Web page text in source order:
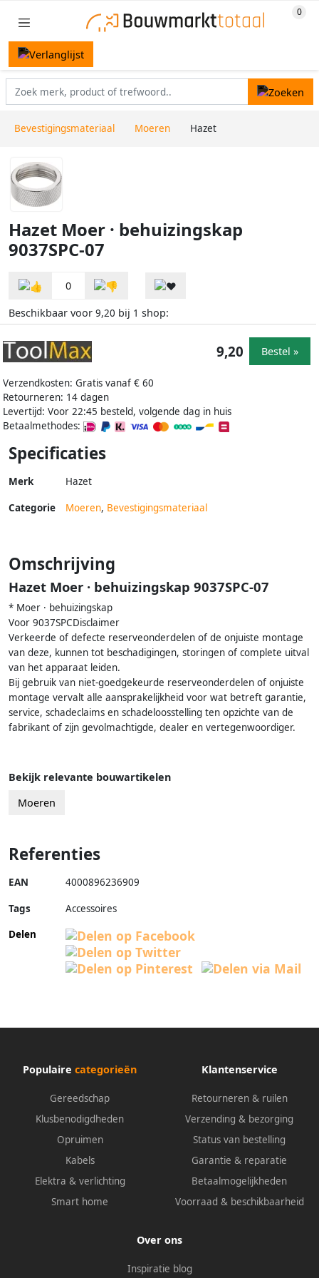
Bevestigingsmateriaal Moeren Hazet
Hazet Moer · behuizingskap
9037SPC-07
0
Beschikbaar voor 9,20 bij 1 shop:
Verzendkosten: Gratis vanaf € 60
Retourneren: 14 dagen
Levertijd: Voor 22:45 besteld, volgende dag in huis
Betaalmethodes:
9,20 Bestel »
Specificaties
Merk Hazet
Categorie Moeren, Bevestigingsmateriaal
Omschrijving
Hazet Moer · behuizingskap 9037SPC-07
* Moer · behuizingskap
Voor 9037SPCDisclaimer
Verkeerde of defecte reserveonderdelen of de onjuiste montage
van deze, kunnen tot beschadigingen, storingen of complete uitval
van het apparaat leiden.
Bij gebruik van niet-goedgekeurde reserveonderdelen of onjuiste
montage vervalt alle aansprakelijkheid voor wat betreft garantie,
service, schadeclaims en schadeloosstelling ten opzichte van de
fabrikant of zijn gevolmachtigde, dealer en vertegenwoordiger.
Bekijk relevante bouwartikelen
Moeren
Referenties
EAN 4000896236909
Tags
Accessoires
Delen
Populaire categorieën
Gereedschap
Klusbenodigdheden
Opruimen
Kabels
Elektra & verlichting
Smart home
Klantenservice
Retourneren & ruilen
Verzending & bezorging
Status van bestelling
Garantie & reparatie
Betaalmogelijkheden
Voorraad & beschikbaarheid
Over ons
Inspiratie blog